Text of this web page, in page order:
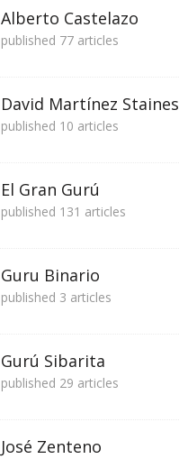
Alberto Castelazo
published 77 articles
David Martínez Staines
published 10 articles
El Gran Gurú
published 131 articles
Guru Binario
published 3 articles
Gurú Sibarita
published 29 articles
José Zenteno